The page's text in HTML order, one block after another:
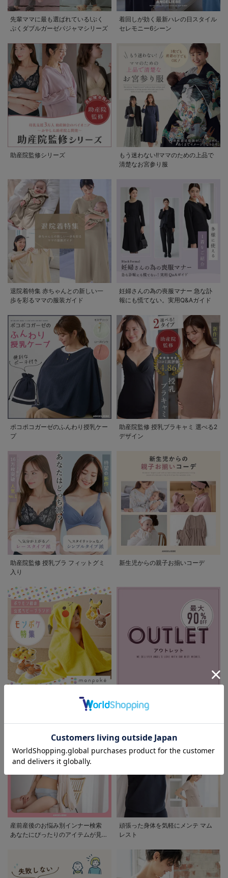
先輩ママに最も選ばれている!ぷく
ぷくダブルガーゼパジャマシリーズ
着回しが効く最新ハレの日スタイル
セレモニー6シーン
助産院監修シリーズ
もう迷わない!!ママのための上品で
清楚なお宮参り服
退院着特集 赤ちゃんとの新しい一
歩を彩るママの服装ガイド
妊婦さんの為の喪服マナー 急な訃
報にも慌てない。実用Q&Aガイド
ポコポコガーゼのふんわり授乳ケー
プ
助産院監修 授乳ブラキャミ 選べる2
デザイン
助産院監修 授乳ブラ フィットグミ
入り
新生児からの親子お揃いコーデ
産前産後のお悩み別インナー検索
あなたにぴったりのアイテムが見つ
頑張った身体を気軽にメンテ マム
レスト